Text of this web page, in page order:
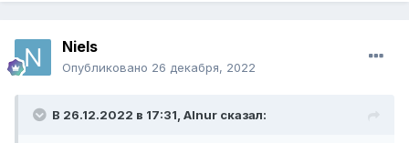
Niels
Опубликовано 26 декабря, 2022
В 26.12.2022 в 17:31, Alnur сказал: